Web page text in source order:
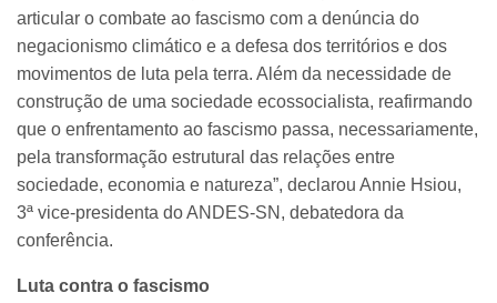
articular o combate ao fascismo com a denúncia do
negacionismo climático e a defesa dos territórios e dos
movimentos de luta pela terra. Além da necessidade de
construção de uma sociedade ecossocialista, reafirmando
que o enfrentamento ao fascismo passa, necessariamente,
pela transformação estrutural das relações entre
sociedade, economia e natureza”, declarou Annie Hsiou,
3ª vice-presidenta do ANDES-SN, debatedora da
conferência.
Luta contra o fascismo